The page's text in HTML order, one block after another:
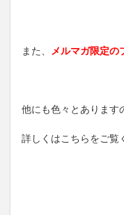
また、 メルマガ限定の
他にも色々とあります
詳しくはこちらをご